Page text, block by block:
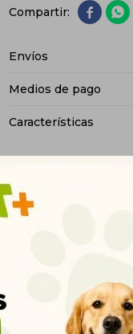
 
Envíos
Medios de pago
Características